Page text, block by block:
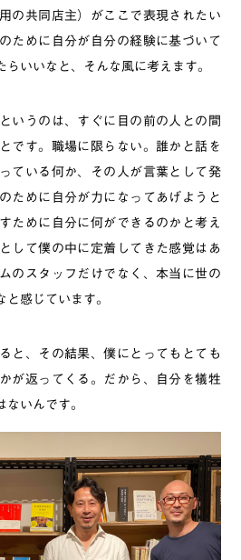
の共同店主）がここで表現されたい
ために自分が自分の経験に基づいて
いいなと、そんな風に考えます。
いうのは、すぐに目の前の人との間
です。職場に限らない。誰かと話を
ている何か、その人が言葉として発
ために自分が力になってあげようと
ために自分に何ができるのかと考え
して僕の中に定着してきた感覚はあ
のスタッフだけでなく、本当に世の
感じています。
と、その結果、僕にとってもとても
が返ってくる。だから、自分を犠牲
いんです。